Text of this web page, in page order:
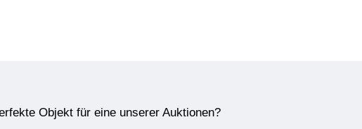
Objekt für eine unserer Auktionen?